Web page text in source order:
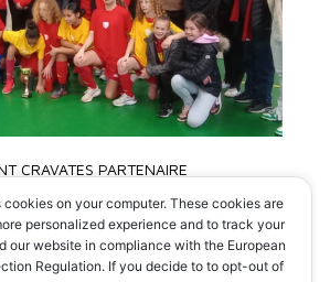
CRAVATES PARTENAIRE
on your computer. These cookies are
personalized experience and to track your
our website in compliance with the European
Regulation. If you decide to to opt-out of